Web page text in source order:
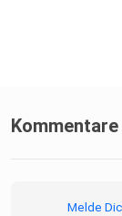
Kommentare
Melde